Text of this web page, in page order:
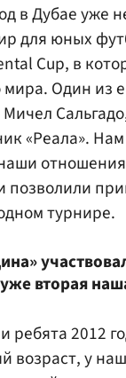
в Дубае уже
для юных
Cup, в
Один из
«Реала».
отношения
позволили
турнире.
вторая
ребята 2012
возраст, у